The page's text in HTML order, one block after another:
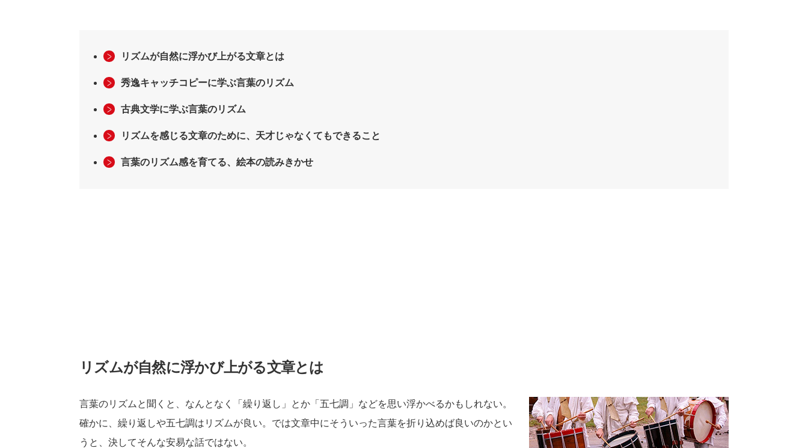
リズムが自然に浮かび上がる文章とは
秀逸キャッチコピーに学ぶ言葉のリズム
古典文学に学ぶ言葉のリズム
リズムを感じる文章のために、天才じゃなくてもできること
言葉のリズム感を育てる、絵本の読みきかせ
リズムが自然に浮かび上がる文章とは
言葉のリズムと聞くと、なんとなく「繰り返し」とか「五七調」などを思い浮かべるかもしれない。
確かに、繰り返しや五七調はリズムが良い。では文章中にそういった言葉を折り込めば良いのかとい
うと、決してそんな安易な話ではない。